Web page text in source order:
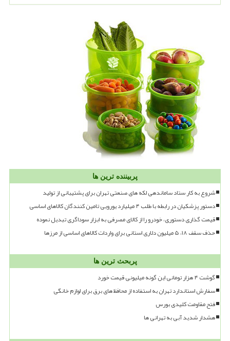
پربیننده ترین ها
شروع به کار ستاد ساماندهی لکه های صنعتی تهران برای پشتیبانی از تولید
دستور پزشکیان در رابطه با طلب ۴ میلیارد یورویی تامین کنندگان کالاهای اساسی
قیمت گذاری دستوری، خودرو را از کالای مصرفی به ابزار سوداگری تبدیل نموده
حذف سقف ۱۸، ۵ میلیون دلاری استانی برای واردات کالاهای اساسی از مرزها
پربحث ترین ها
گوشت ۴ هزار تومانی این گونه میلیونی قیمت خورد
سفارش استاندارد تهران به استفاده از محافظ های برق برای لوازم خانگی
فتح مقاومت کلیدی بورس
هشدار شدید آبی به تهرانی ها